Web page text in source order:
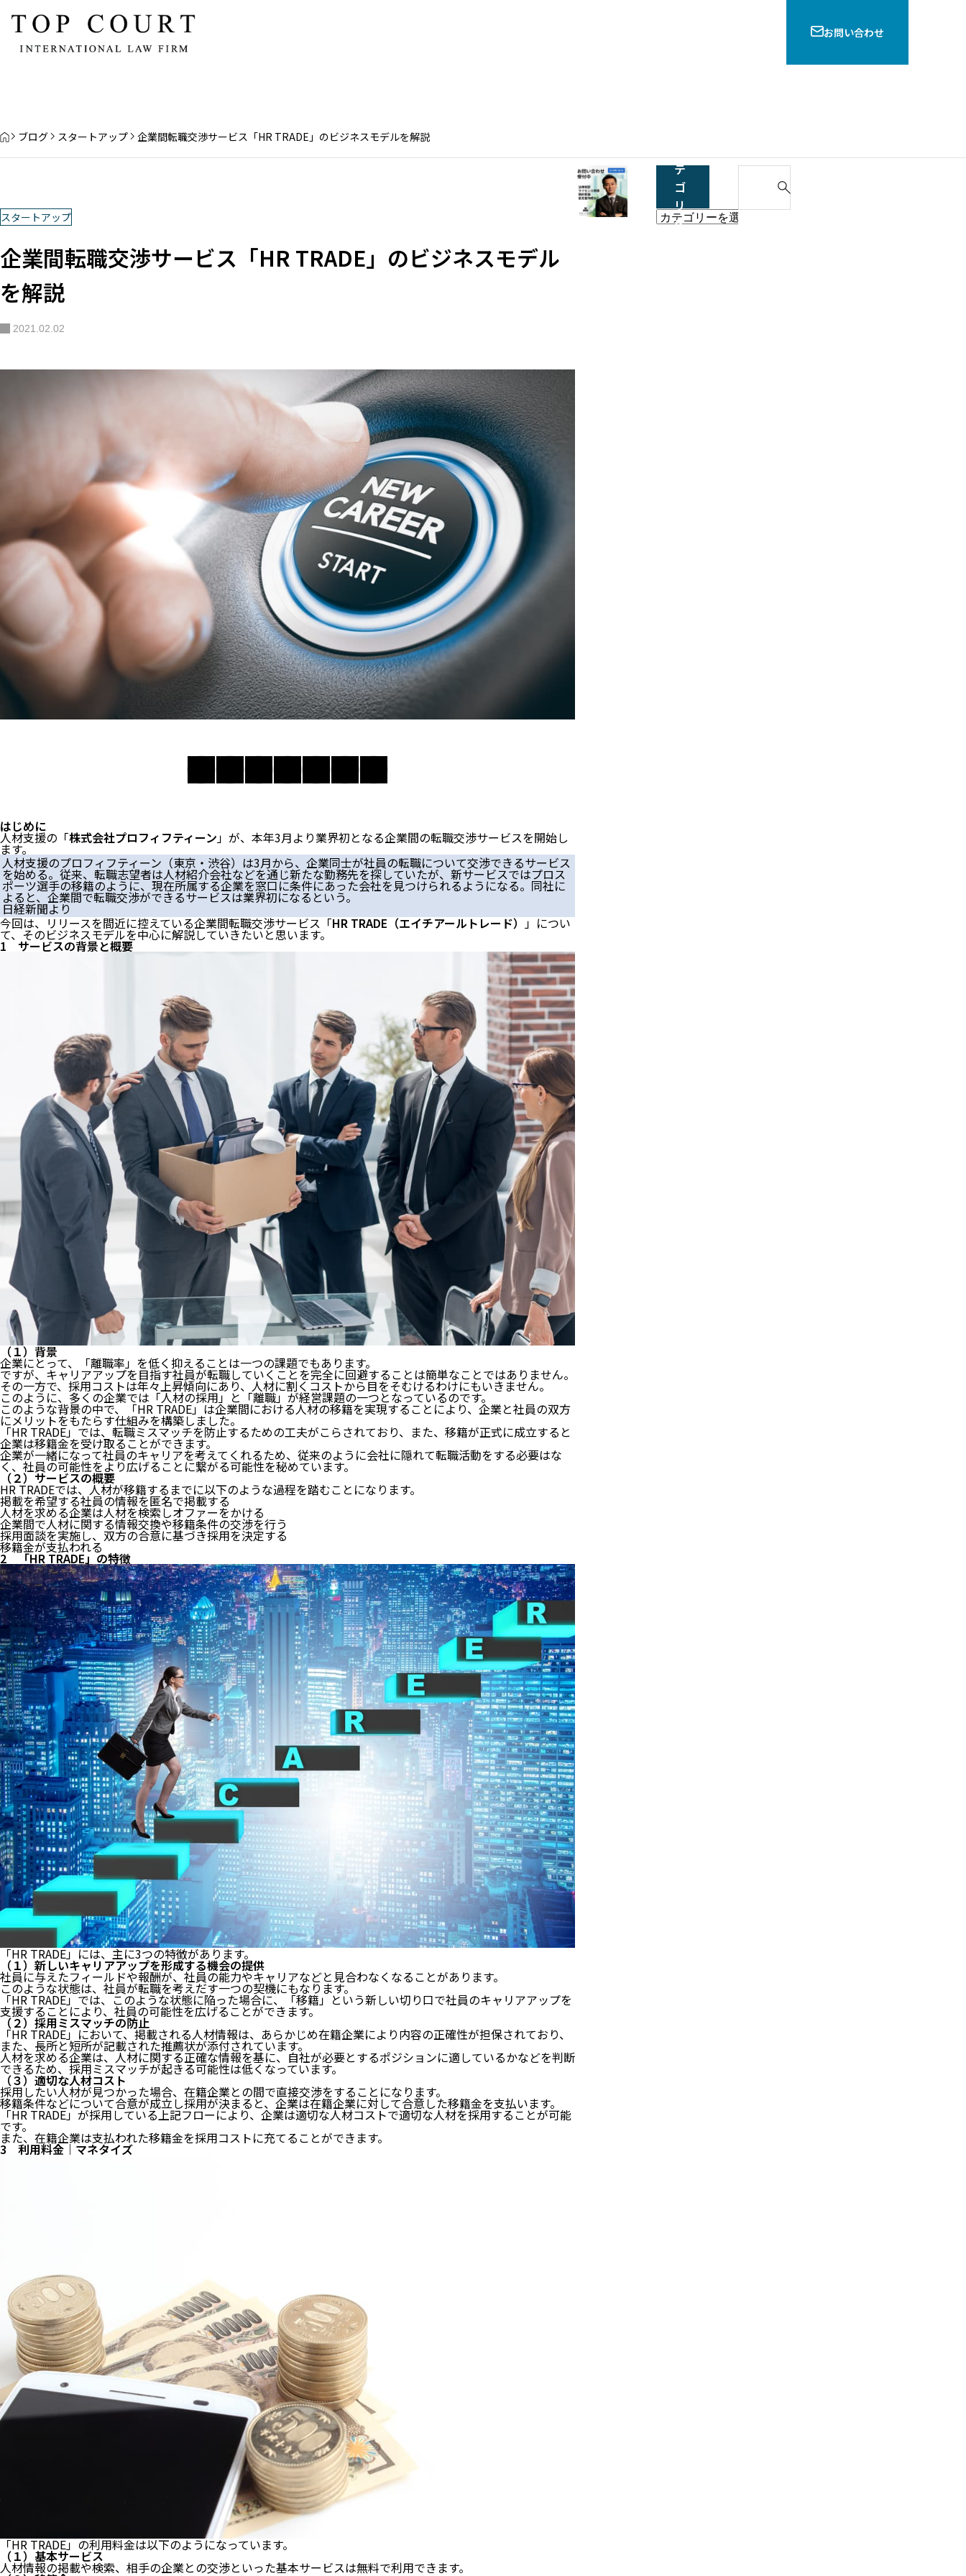
お問い合わせ
資金決済法改正の3つのポイントを弁
護士がわかりやすく解説！
スタートアップが導入すべきストッ
クオプション信託のポイントを解説
特許権侵害をしていた・された場合
HOME
ブログ スタートアップ 企業間転職交渉サービス「HR TRADE」のビジネスモデルを解説
スタートアップ
企業間転職交渉サービス「HR TRADE」のビジネスモデル
を解説
2021.02.02
はじめに
人材支援の「株式会社プロフィフティーン」が、本年3月より業界初となる企業間の転職交渉サービスを開始し
ます。
人材支援のプロフィフティーン（東京・渋谷）は3月から、企業同士が社員の転職について交渉できるサービス
を始める。従来、転職志望者は人材紹介会社などを通じ新たな勤務先を探していたが、新サービスではプロス
ポーツ選手の移籍のように、現在所属する企業を窓口に条件にあった会社を見つけられるようになる。同社に
よると、企業間で転職交渉ができるサービスは業界初になるという。
日経新聞より
今回は、リリースを間近に控えている企業間転職交渉サービス「HR TRADE（エイチアールトレード）」につい
て、そのビジネスモデルを中心に解説していきたいと思います。
1 サービスの背景と概要
（１）背景
企業にとって、「離職率」を低く抑えることは一つの課題でもあります。
ですが、キャリアアップを目指す社員が転職していくことを完全に回避することは簡単なことではありません。
その一方で、採用コストは年々上昇傾向にあり、人材に割くコストから目をそむけるわけにもいきません。
このように、多くの企業では「人材の採用」と「離職」が経営課題の一つとなっているのです。
このような背景の中で、「HR TRADE」は企業間における人材の移籍を実現することにより、企業と社員の双方
にメリットをもたらす仕組みを構築しました。
「HR TRADE」では、転職ミスマッチを防止するための工夫がこらされており、また、移籍が正式に成立すると
企業は移籍金を受け取ることができます。
企業が一緒になって社員のキャリアを考えてくれるため、従来のように会社に隠れて転職活動をする必要はな
く、社員の可能性をより広げることに繋がる可能性を秘めています。
（２）サービスの概要
HR TRADEでは、人材が移籍するまでに以下のような過程を踏むことになります。
掲載を希望する社員の情報を匿名で掲載する
人材を求める企業は人材を検索しオファーをかける
企業間で人材に関する情報交換や移籍条件の交渉を行う
採用面談を実施し、双方の合意に基づき採用を決定する
移籍金が支払われる
2 「HR TRADE」の特徴
「HR TRADE」には、主に3つの特徴があります。
（１）新しいキャリアアップを形成する機会の提供
社員に与えたフィールドや報酬が、社員の能力やキャリアなどと見合わなくなることがあります。
このような状態は、社員が転職を考えだす一つの契機にもなります。
「HR TRADE」では、このような状態に陥った場合に、「移籍」という新しい切り口で社員のキャリアアップを
支援することにより、社員の可能性を広げることができます。
（２）採用ミスマッチの防止
「HR TRADE」において、掲載される人材情報は、あらかじめ在籍企業により内容の正確性が担保されており、
また、長所と短所が記載された推薦状が添付されています。
人材を求める企業は、人材に関する正確な情報を基に、自社が必要とするポジションに適しているかなどを判断
できるため、採用ミスマッチが起きる可能性は低くなっています。
（３）適切な人材コスト
採用したい人材が見つかった場合、在籍企業との間で直接交渉をすることになります。
移籍条件などについて合意が成立し採用が決まると、企業は在籍企業に対して合意した移籍金を支払います。
「HR TRADE」が採用している上記フローにより、企業は適切な人材コストで適切な人材を採用することが可能
です。
また、在籍企業は支払われた移籍金を採用コストに充てることができます。
3 利用料金｜マネタイズ
「HR TRADE」の利用料金は以下のようになっています。
（１）基本サービス
人材情報の掲載や検索、相手の企業との交渉といった基本サービスは無料で利用できます。
テ
ゴ
リ
を
他
a
r